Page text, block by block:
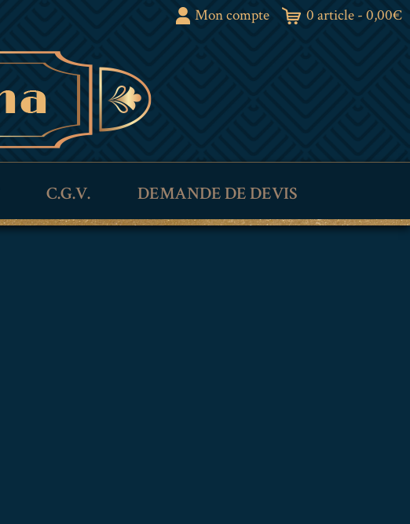
Mon compte 0 article - 0,00€
C.G.V. DEMANDE DE DEVIS